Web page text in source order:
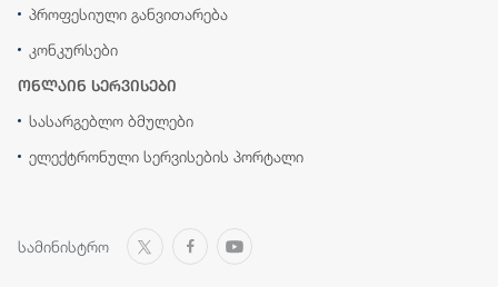
პროფესიული განვითარება
კონკურსები
ონლაინ სერვისები
სასარგებლო ბმულები
ელექტრონული სერვისების პორტალი
სამინისტრო